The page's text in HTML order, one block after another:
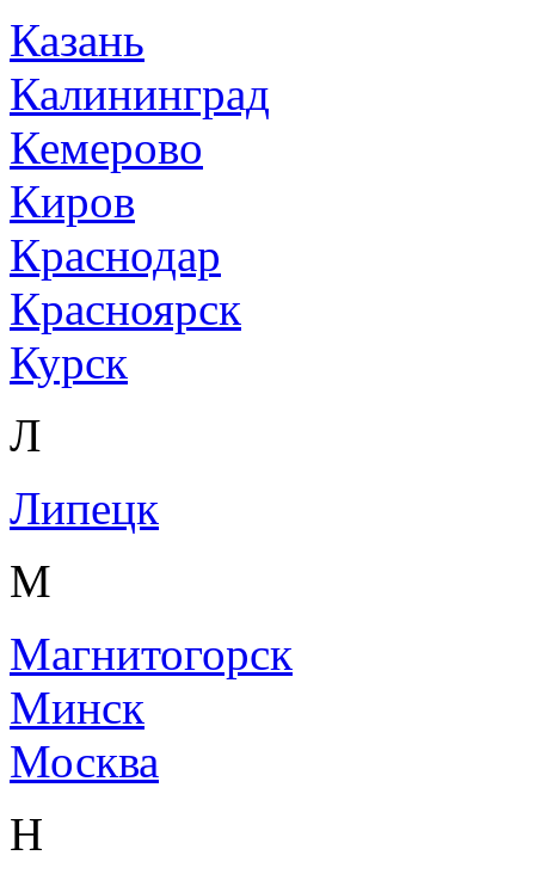
Казань
Калининград
Кемерово
Киров
Краснодар
Красноярск
Курск
Л
Липецк
М
Магнитогорск
Минск
Москва
Н